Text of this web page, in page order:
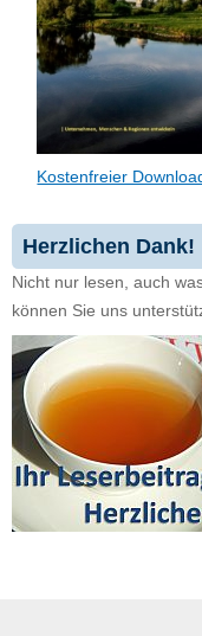
Kostenfreier
Herzlichen Dank!
Nicht nur lesen, auch
können Sie uns